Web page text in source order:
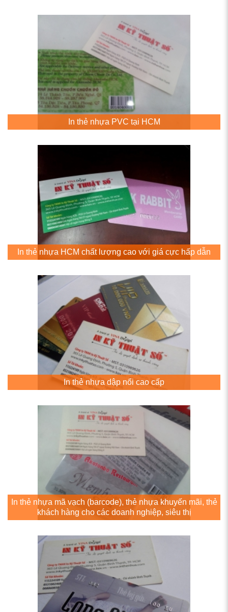
In thẻ nhựa PVC tại HCM
In thẻ nhựa HCM chất lượng cao với giá cực hấp dẫn
In thẻ nhựa dập nổi cao cấp
In thẻ nhựa mã vạch (barcode), thẻ nhựa khuyến mãi, thẻ
khách hàng cho các doanh nghiệp, siêu thị